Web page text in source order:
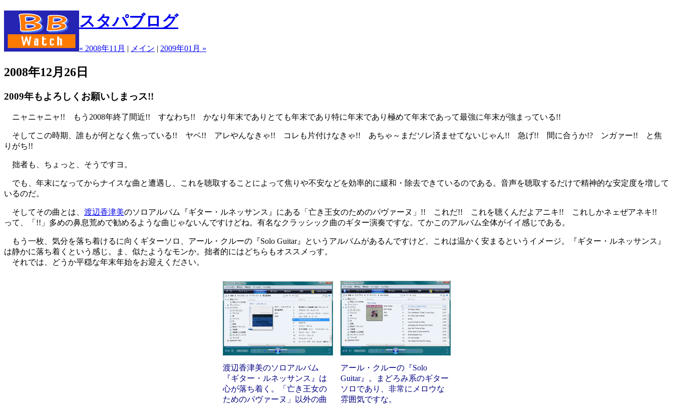
スタパブログ
« 2008年11月 | メイン | 2009年01月 »
2008年12月26日
2009年もよろしくお願いしまっス!!
ニャニャニャ!! もう2008年終了間近!! すなわち!! かなり年末でありとても年末であり特に年末であり極めて年末であって最強に年末が強まっている!!
そしてこの時期、誰もが何となく焦っている!! ヤベ!! アレやんなきゃ!! コレも片付けなきゃ!! あちゃ～まだソレ済ませてないじゃん!! 急げ!! 間に合うか!? ンガァー!! と焦
りがち!!
拙者も、ちょっと、そうですヨ。
でも、年末になってからナイスな曲と遭遇し、これを聴取することによって焦りや不安などを効率的に緩和・除去できているのである。音声を聴取するだけで精神的な安定度を増して
いるのだ。
そしてその曲とは、 渡辺香津美のソロアルバム『ギター・ルネッサンス』にある「亡き王女のためのパヴァーヌ」!! これだ!! これを聴くんだよアニキ!! これしかネェぜアネキ!!
って、「!!」多めの鼻息荒めで勧めるような曲じゃないんですけどね。有名なクラッシック曲のギター演奏ですな。てかこのアルバム全体がイイ感じである。
もう一枚、気分を落ち着けるに向くギターソロ、アール・クルーの『Solo Guitar』というアルバムがあるんですけど、これは温かく安まるというイメージ。『ギター・ルネッサンス』
は静かに落ち着くという感じ。ま、似たようなモンか。拙者的にはどちらもオススメっす。
それでは、どうか平穏な年末年始をお迎えください。
渡辺香津美のソロアルバム
『ギター・ルネッサンス』は
心が落ち着く。「亡き王女の
ためのパヴァーヌ」以外の曲
アール・クルーの『Solo
Guitar』。まどろみ系のギター
ソロであり、非常にメロウな
雰囲気ですな。